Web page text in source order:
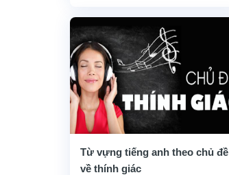
Từ vựng tiếng anh theo chủ đề
về thính giác